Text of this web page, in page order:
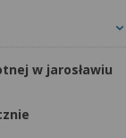
w jarosławiu